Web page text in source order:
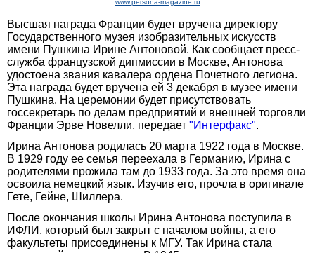
Высшая награда Франции будет вручена директору
Государственного музея изобразительных искусств
имени Пушкина Ирине Антоновой. Как сообщает пресс-
служба французской дипмиссии в Москве, Антонова
удостоена звания кавалера ордена Почетного легиона.
Эта награда будет вручена ей 3 декабря в музее имени
Пушкина. На церемонии будет присутствовать
госсекретарь по делам предприятий и внешней торговли
Франции Эрве Новелли, передает "Интерфакс".
Ирина Антонова родилась 20 марта 1922 года в Москве.
В 1929 году ее семья переехала в Германию, Ирина с
родителями прожила там до 1933 года. За это время она
освоила немецкий язык. Изучив его, прочла в оригинале
Гете, Гейне, Шиллера.
После окончания школы Ирина Антонова поступила в
ИФЛИ, который был закрыт с началом войны, а его
факультеты присоединены к МГУ. Так Ирина стала